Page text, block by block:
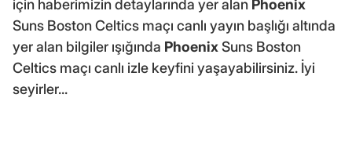
için haberimizin detaylarında yer alan Phoenix
Suns Boston Celtics maçı canlı yayın başlığı altında
yer alan bilgiler ışığında PhoenixSuns Boston
Celtics maçı canlı izle keyfini yaşayabilirsiniz. İyi
seyirler...